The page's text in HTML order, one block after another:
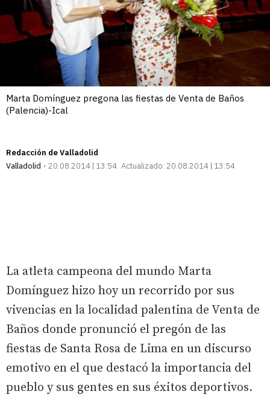
Marta Domínguez pregona las fiestas de Venta de Baños
(Palencia)-Ical
Redacción de Valladolid
Valladolid
20.08.2014 | 13:54 Actualizado: 20.08.2014 | 13:54
La atleta campeona del mundo Marta
Domínguez hizo hoy un recorrido por sus
vivencias en la localidad palentina de Venta de
Baños donde pronunció el pregón de las
fiestas de Santa Rosa de Lima en un discurso
emotivo en el que destacó la importancia del
pueblo y sus gentes en sus éxitos deportivos.